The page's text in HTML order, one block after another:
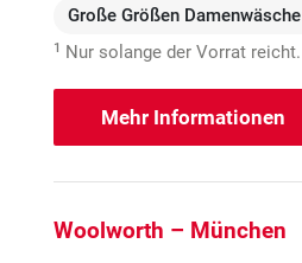
Große Größen Damenwäsche
1 Nur solange der Vorrat reicht.
Mehr Informationen
Woolworth – München